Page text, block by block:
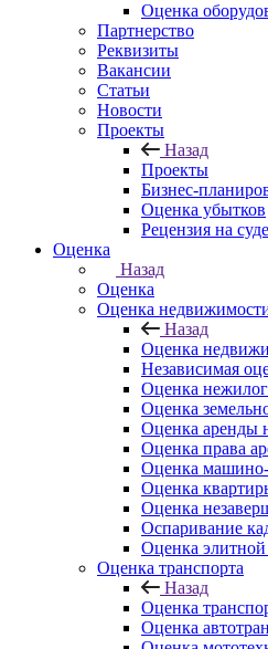
Оценка
Партнерство
Реквизиты
Вакансии
Статьи
Новости
Проекты
Назад
Проекты
Бизнес-
Оценка убытков
Рецензия на
Оценка
Назад
Оценка
Оценка
Назад
Оценка
Независимая
Оценка
Оценка
Оценка аренды
Оценка права
Оценка машино-
Оценка
Оценка
Оспаривание
Оценка
Оценка транспорта
Назад
Оценка
Оценка